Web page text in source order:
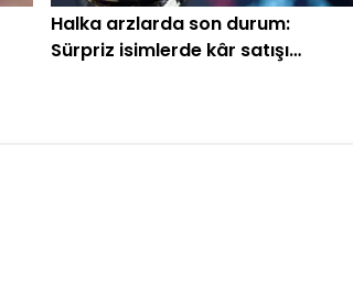
Halka arzlarda son durum:
Sürpriz isimlerde kâr satışı